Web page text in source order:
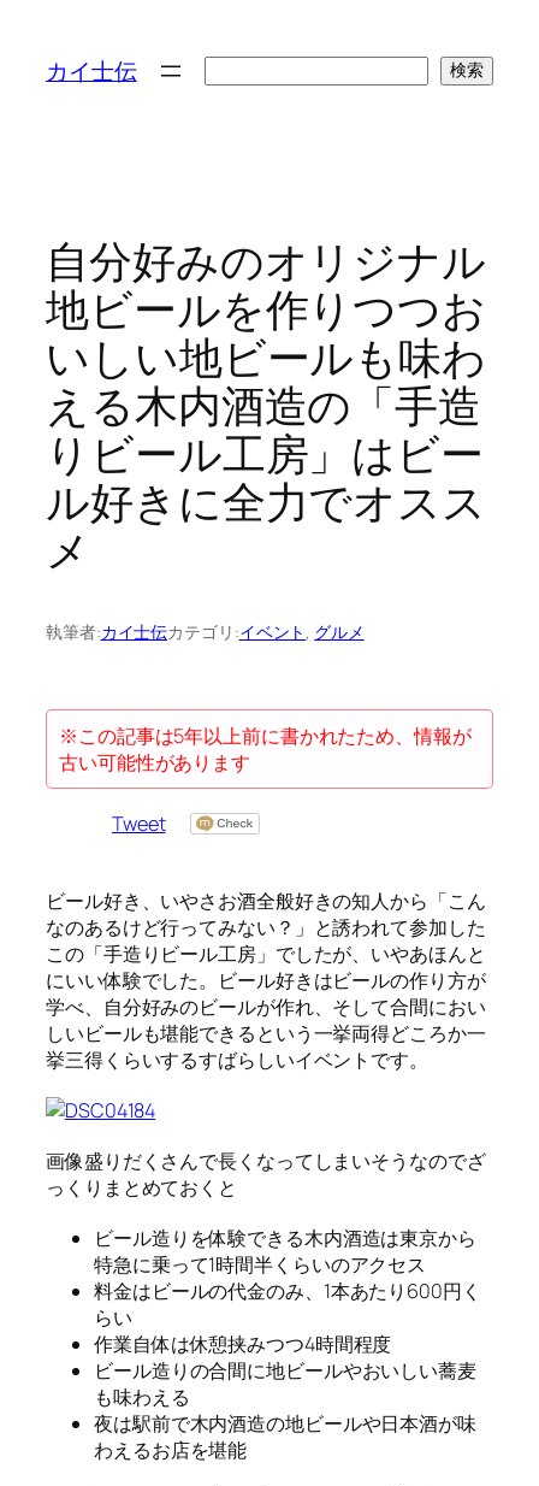
カイ士伝 検索
自分好みのオリジナル
地ビールを作りつつお
いしい地ビールも味わ
える木内酒造の「手造
りビール工房」はビー
ル好きに全力でオスス
メ
執筆者:カイ士伝カテゴリ:イベント, グルメ
※この記事は5年以上前に書かれたため、情報が
古い可能性があります
Tweet
ビール好き、いやさお酒全般好きの知人から「こん
なのあるけど行ってみない？」と誘われて参加した
この「手造りビール工房」でしたが、いやあほんと
にいい体験でした。ビール好きはビールの作り方が
学べ、自分好みのビールが作れ、そして合間におい
しいビールも堪能できるという一挙両得どころか一
挙三得くらいするすばらしいイベントです。
画像盛りだくさんで長くなってしまいそうなのでざ
っくりまとめておくと
ビール造りを体験できる木内酒造は東京から
特急に乗って1時間半くらいのアクセス
料金はビールの代金のみ、1本あたり600円く
らい
作業自体は休憩挟みつつ4時間程度
ビール造りの合間に地ビールやおいしい蕎麦
も味わえる
夜は駅前で木内酒造の地ビールや日本酒が味
わえるお店を堪能